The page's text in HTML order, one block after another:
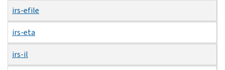
irs-efile
irs-eta
irs-il